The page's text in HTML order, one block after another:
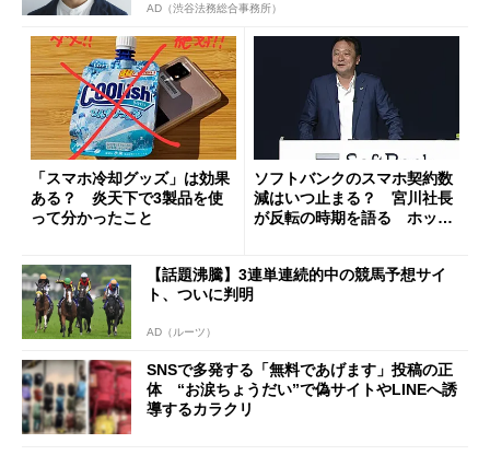
AD（渋谷法務総合事務所）
「スマホ冷却グッズ」は効果
ある？ 炎天下で3製品を使
って分かったこと
ソフトバンクのスマホ契約数
減はいつ止まる？ 宮川社長
が反転の時期を語る ホッピ
【話題沸騰】3連単連続的中の競馬予想サイ
ト、ついに判明
AD（ルーツ）
SNSで多発する「無料であげます」投稿の正
体 “お涙ちょうだい”で偽サイトやLINEへ誘
導するカラクリ